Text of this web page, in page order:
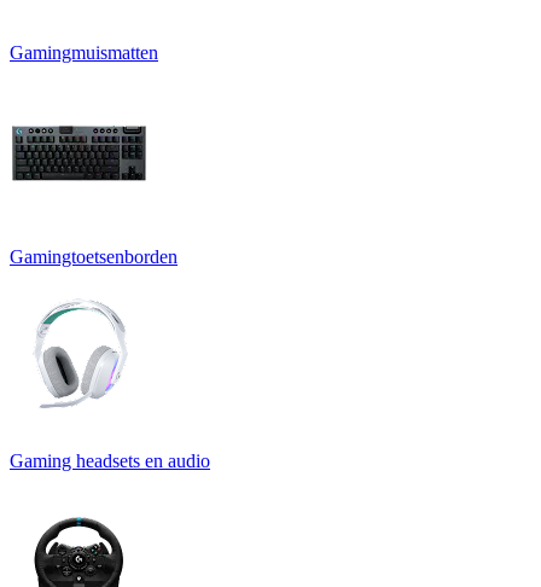
Gamingmuismatten
Gamingtoetsenborden
Gaming headsets en audio